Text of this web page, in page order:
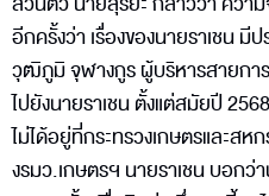
อีกครั้งว่า เรื่องของนายราเชน
วุฒิภูมิ จุฬางกูร ผู้บริหารสายก
ไปยังนายราเชน ตั้งแต่สมัยปี
ไม่ได้อยู่ที่กระทรวงเกษตรและส
งรมว.เกษตรฯ นายราเชน บอ